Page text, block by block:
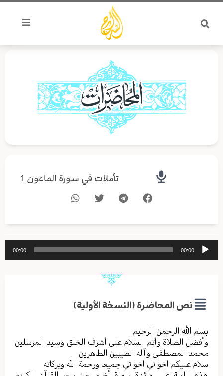
تخطي
المحتوى
تأملات في سورة الماعون 1
مشغل
الصوت
00:00
00:00
نص المحاضرة (النسخة الأولية)
بسم الله الرحمن الرحیم
وأفضل الصلاة وأتم السلام علی أشرف الخلق وسید المرسلین
محمد المصطفی وآله الطیبین الطاهرین
سلام علیکم اخواني اخواتي جمیعا ورحمة الله وبرکاته